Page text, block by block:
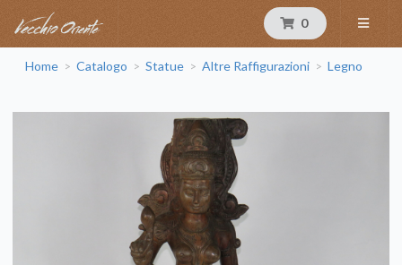
0
Home > Catalogo > Statue > Altre Raffigurazioni > Legno